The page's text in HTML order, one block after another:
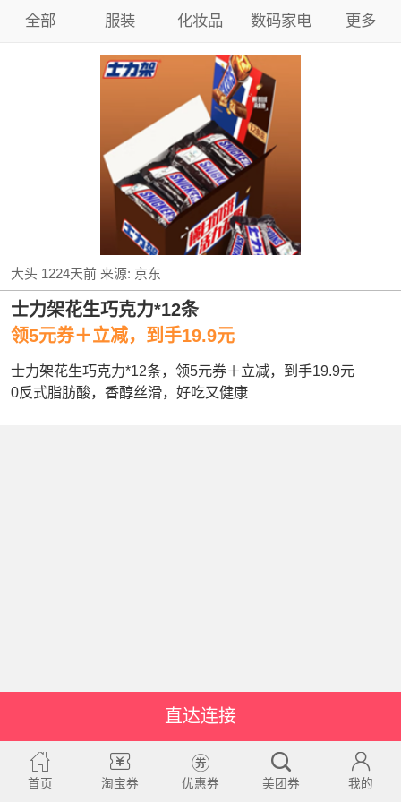
全部 服装 化妆品 数码家电 更多
大头 1224天前来源: 京东
士力架花生巧克力*12条
领5元券＋立减，到手19.9元
士力架花生巧克力*12条，领5元券＋立减，到手19.9元
0反式脂肪酸，香醇丝滑，好吃又健康
直达连接
首页 淘宝券 优惠券 美团券 我的